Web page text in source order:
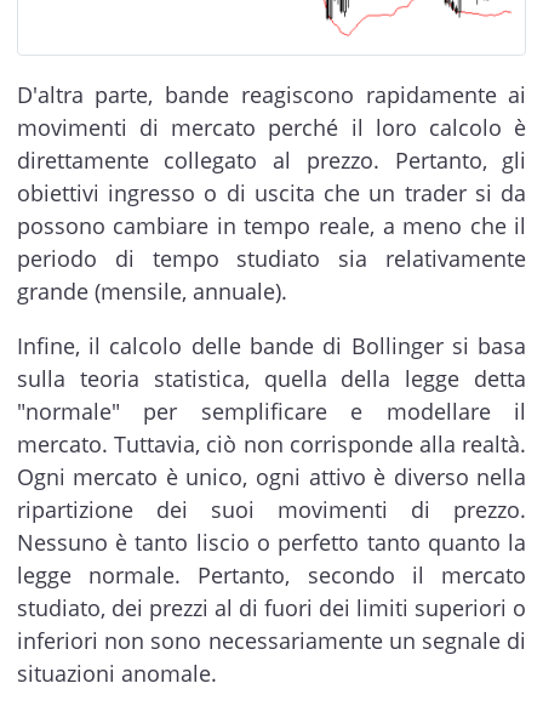
D'altra parte, bande reagiscono rapidamente ai
movimenti di mercato perché il loro calcolo è
direttamente collegato al prezzo. Pertanto, gli
obiettivi ingresso o di uscita che un trader si da
possono cambiare in tempo reale, a meno che il
periodo di tempo studiato sia relativamente
grande (mensile, annuale).
Infine, il calcolo delle bande di Bollinger si basa
sulla teoria statistica, quella della legge detta
"normale" per semplificare e modellare il
mercato. Tuttavia, ciò non corrisponde alla realtà.
Ogni mercato è unico, ogni attivo è diverso nella
ripartizione dei suoi movimenti di prezzo.
Nessuno è tanto liscio o perfetto tanto quanto la
legge normale. Pertanto, secondo il mercato
studiato, dei prezzi al di fuori dei limiti superiori o
inferiori non sono necessariamente un segnale di
situazioni anomale.